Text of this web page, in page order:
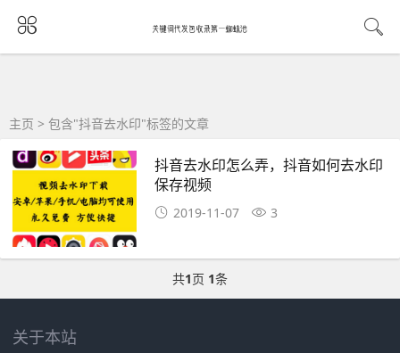
主页 > 包含"抖音去水印"标签的文章
抖音去水印怎么弄，抖音如何去水印
保存视频
2019-11-07 3
共1页 1条
关于本站